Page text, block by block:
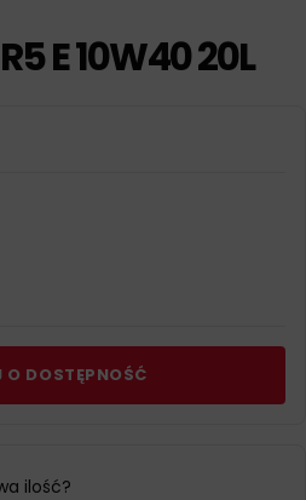
E 10W40 20L
O DOSTĘPNOŚĆ
ilość?